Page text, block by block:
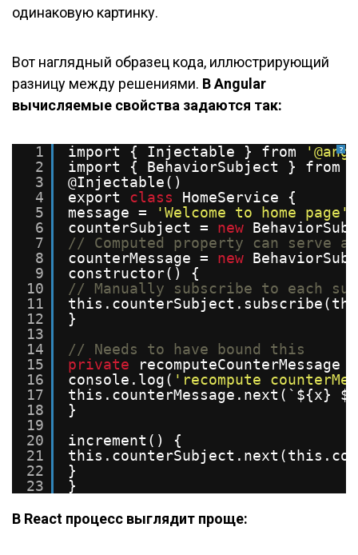
одинаковую картинку.
Вот наглядный образец кода, иллюстрирующий
разницу между решениями. В Angular
вычисляемые свойства задаются так:
?
1
2
3
4
5
6
7
8
9
10
11
12
13
14
15
16
17
18
19
20
21
22
23
import { Injectable } from
import { BehaviorSubject } from
@Injectable()
export class
HomeService {
message =
'Welcome to home page'
counterSubject = new
// Computed property can serve
counterMessage = new
constructor() {
// Manually subscribe to each
}
// Needs to have bound this
private
console.log( 'recompute
this.counterMessage.next(`${x}
}
increment() {
}
}
В React процесс выглядит проще: